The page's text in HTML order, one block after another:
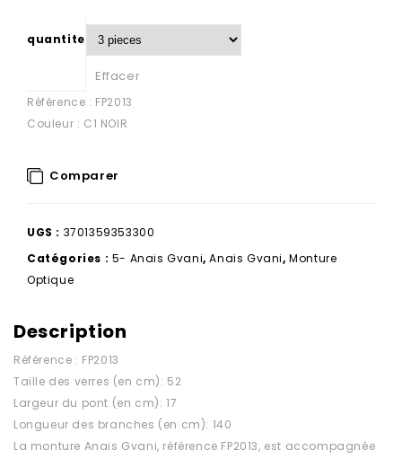
quantite
Effacer
Référence : FP2013
Couleur : C1 NOIR
Comparer
UGS : 3701359353300
Catégories : 5- Anais Gvani,Anais Gvani,Monture
Optique
Description
Référence : FP2013
Taille des verres (en cm): 52
Largeur du pont (en cm): 17
Longueur des branches (en cm): 140
La monture Anais Gvani, référence FP2013, est accompagnée